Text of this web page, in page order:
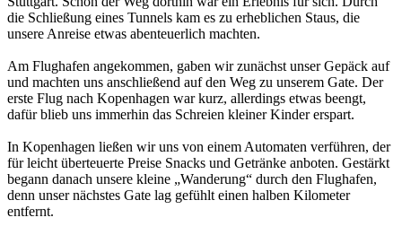
die Schließung eines Tunnels kam es zu erheblichen Staus, die
unsere Anreise etwas abenteuerlich machten.
Am Flughafen angekommen, gaben wir zunächst unser Gepäck auf
und machten uns anschließend auf den Weg zu unserem Gate. Der
erste Flug nach Kopenhagen war kurz, allerdings etwas beengt,
dafür blieb uns immerhin das Schreien kleiner Kinder erspart.
In Kopenhagen ließen wir uns von einem Automaten verführen, der
für leicht überteuerte Preise Snacks und Getränke anboten. Gestärkt
begann danach unsere kleine „Wanderung“ durch den Flughafen,
denn unser nächstes Gate lag gefühlt einen halben Kilometer
entfernt.